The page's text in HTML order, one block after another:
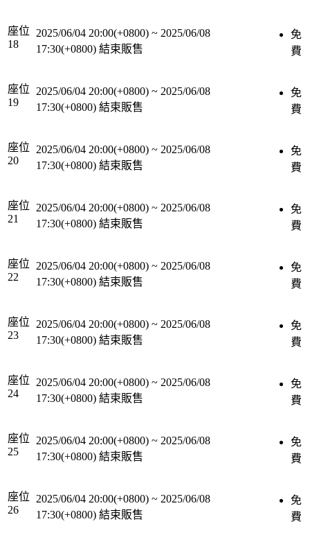
座位
18
2025/06/04 20:00(+0800) ~ 2025/06/08
17:30(+0800) 結束販售
免
費
座位
19
2025/06/04 20:00(+0800) ~ 2025/06/08
17:30(+0800) 結束販售
免
費
座位
20
2025/06/04 20:00(+0800) ~ 2025/06/08
17:30(+0800) 結束販售
免
費
座位
21
2025/06/04 20:00(+0800) ~ 2025/06/08
17:30(+0800) 結束販售
免
費
座位
22
2025/06/04 20:00(+0800) ~ 2025/06/08
17:30(+0800) 結束販售
免
費
座位
23
2025/06/04 20:00(+0800) ~ 2025/06/08
17:30(+0800) 結束販售
免
費
座位
24
2025/06/04 20:00(+0800) ~ 2025/06/08
17:30(+0800) 結束販售
免
費
座位
25
2025/06/04 20:00(+0800) ~ 2025/06/08
17:30(+0800) 結束販售
免
費
座位
26
2025/06/04 20:00(+0800) ~ 2025/06/08
17:30(+0800) 結束販售
免
費